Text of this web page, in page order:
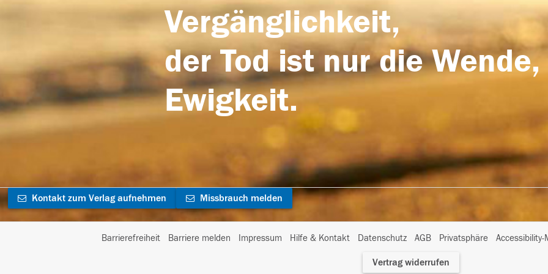
Vergänglichkeit,
der Tod ist nur die
Ewigkeit.
Kontakt zum Verlag aufnehmen Missbrauch melden
Barrierefreiheit Barriere melden Impressum Hilfe & Kontakt Datenschutz AGB Privatsphäre
I
Vertrag widerrufen